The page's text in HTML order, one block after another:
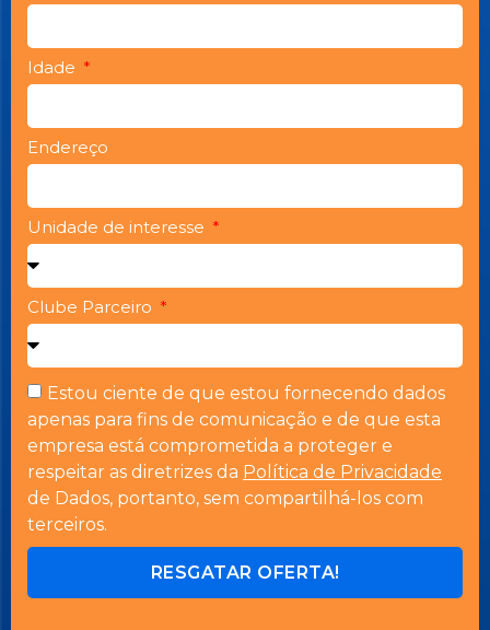
Idade
Endereço
Unidade de interesse
Clube Parceiro
Estou ciente de que estou fornecendo dados
apenas para fins de comunicação e de que esta
empresa está comprometida a proteger e
respeitar as diretrizes da Política de Privacidade
de Dados, portanto, sem compartilhá-los com
terceiros.
RESGATAR OFERTA!